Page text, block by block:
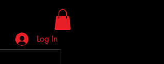
Log In